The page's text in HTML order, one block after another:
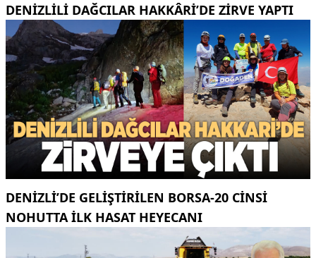
DENIZLILI DAĞCILAR HAKKÂRI’DE ZIRVE YAPTI
DENIZLI’DE GELIŞTIRILEN BORSA-20 CINSI
NOHUTTA ILK HASAT HEYECANI